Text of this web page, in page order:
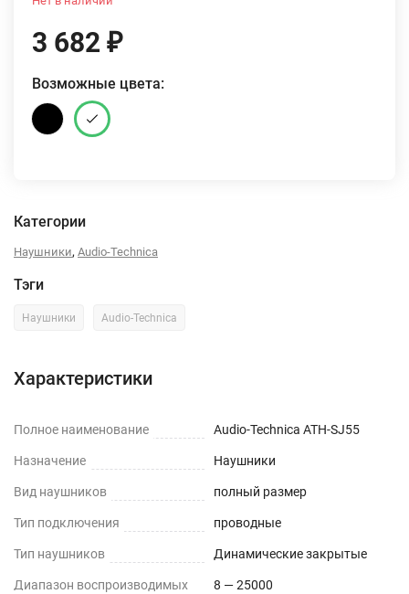
3 682 ₽
Возможные цвета:
Категории
Наушники, Audio-Technica
Тэги
Наушники Audio-Technica
Характеристики
Полное наименование Audio-Technica ATH-SJ55
Назначение Наушники
Вид наушников полный размер
Тип подключения проводные
Тип наушников Динамические закрытые
Диапазон воспроизводимых
8 — 25000